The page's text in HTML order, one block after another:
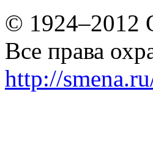
© 1924–2012
Все права
http://